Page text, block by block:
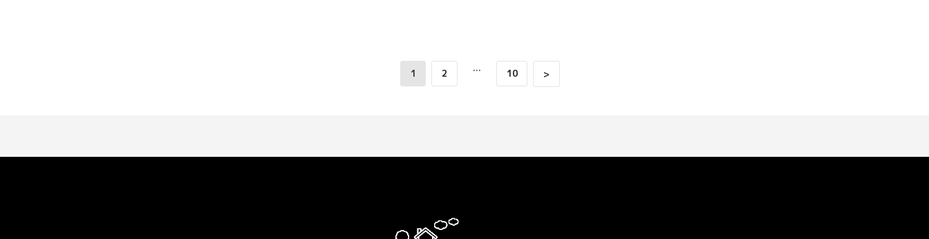
笑顔でみんなを待っているね。これからの本格的な夏
に向けて、一面に広がる黄色いひまわりたちから、元
走って引き返す場面もあり…
どなたでも、休憩でも作業でも、ご利用いただけま
ぜひ、お気軽にご参加ください。
この度ページを開設することになりました。
が受けられる？などなど、
協力隊のことを知っていただき、今まで以上に、皆さ
1 2 … 10 >